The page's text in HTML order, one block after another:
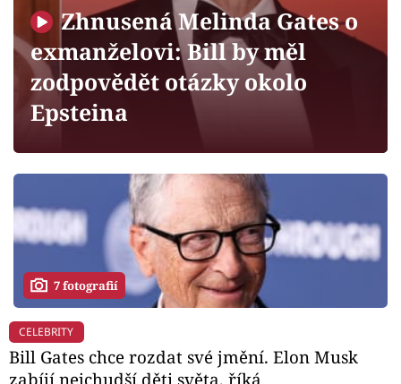
Sledujte prima+
Filmový festival Karlovy Vary
Mámy sobě
Přihlášení
Sledujte nás
Zhnusená Melinda Gates o
exmanželovi: Bill by měl
zodpovědět otázky okolo
Epsteina
7 fotografií
CELEBRITY
Bill Gates chce rozdat své jmění. Elon Musk
zabíjí nejchudší děti světa, říká